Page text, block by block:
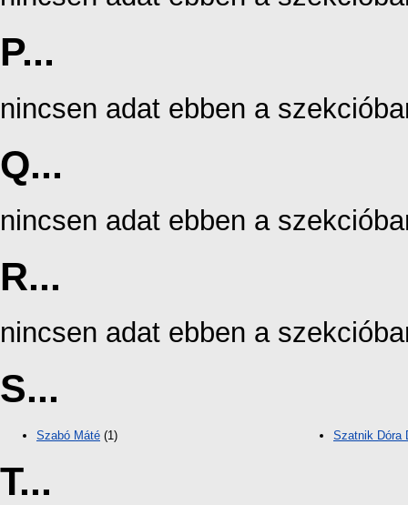
P...
nincsen adat ebben a
Q...
nincsen adat ebben a
R...
nincsen adat ebben a
S...
Szabó Máté (1) Szatnik Dóra
T...